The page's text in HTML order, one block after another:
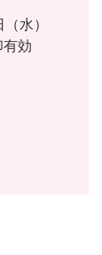
水）
効